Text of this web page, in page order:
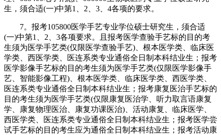
生，须合适(一)中第1、2、3、4各项的要求。
7。报考105800医学手艺专业学位硕士研究生，须合适
(一)中第1、2、3各项要求。且报考医学查验手艺标的目的考
生须为医学手艺类(仅限医学查验手艺)、根本医学类、临床医
学类、西医学类、医连系类专业通俗全日制本科结业生；报考
医学影像手艺标的目的考生须为医学手艺类(仅限医学影像手
艺、智能影像工程)、根本医学类、临床医学类、西医学类、
医连系类专业通俗全日制本科结业生；报考康复医治手艺标的
目的考生须为医学手艺类(仅限康复医治学、听力取言语康复
学、康复物理医治、康复功课医治)、活动康复、临床医学、
西医学类、医连系类专业通俗全日制本科结业生；报考医学尝
试手艺标的目的考生应为通俗全日制本科结业生；报考活动康